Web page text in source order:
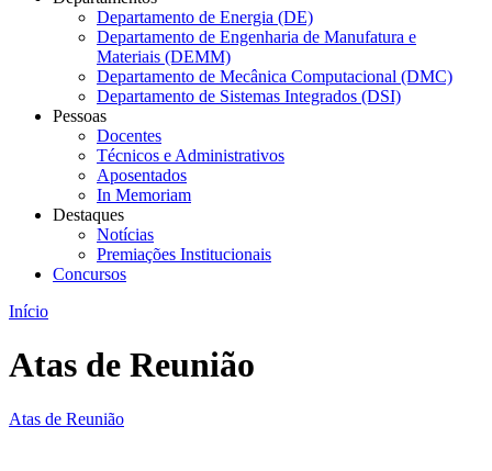
Departamento de Energia (DE)
Departamento de Engenharia de Manufatura e
Materiais (DEMM)
Departamento de Mecânica Computacional (DMC)
Departamento de Sistemas Integrados (DSI)
Pessoas
Docentes
Técnicos e Administrativos
Aposentados
In Memoriam
Destaques
Notícias
Premiações Institucionais
Concursos
Início
Atas de Reunião
Atas de Reunião